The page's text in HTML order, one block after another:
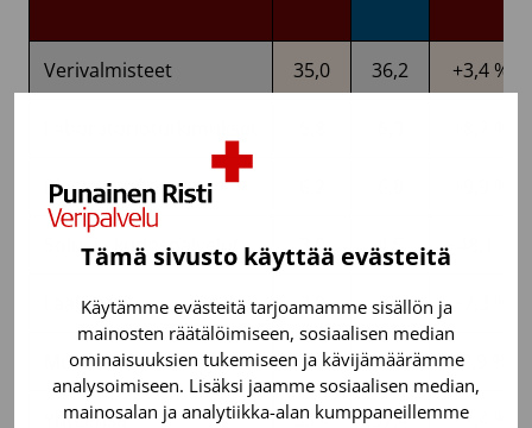
Tämä sivusto käyttää evästeitä
Käytämme evästeitä tarjoamamme sisällön ja
mainosten räätälöimiseen, sosiaalisen median
ominaisuuksien tukemiseen ja kävijämäärämme
analysoimiseen. Lisäksi jaamme sosiaalisen median,
mainosalan ja analytiikka-alan kumppaneillemme
Verivalmisteet 35,0 36,2 +3,4 %
Plasmaraaka-aine
Solu- ja kudospalvelut 3,0 4,5 +48,1 %
Lääkkeet 2,9 3,1 +7,3 %
Muut 0,6 0,5 -2,9 %
Yhteensä 53,4 57,4 +7,4 %